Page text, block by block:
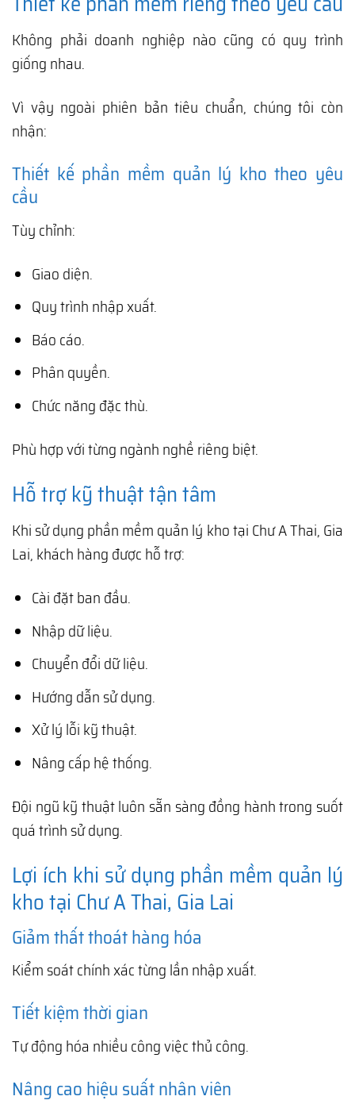
Không phải doanh nghiệp nào cũng có quy trình
giống nhau.
Vì vậy ngoài phiên bản tiêu chuẩn, chúng tôi còn
nhận:
Thiết kế phần mềm quản lý kho theo yêu
cầu
Tùy chỉnh:
Giao diện.
Quy trình nhập xuất.
Báo cáo.
Phân quyền.
Chức năng đặc thù.
Phù hợp với từng ngành nghề riêng biệt.
Hỗ trợ kỹ thuật tận tâm
Khi sử dụng phần mềm quản lý kho tại Chư A Thai, Gia
Lai, khách hàng được hỗ trợ:
Cài đặt ban đầu.
Nhập dữ liệu.
Chuyển đổi dữ liệu.
Hướng dẫn sử dụng.
Xử lý lỗi kỹ thuật.
Nâng cấp hệ thống.
Đội ngũ kỹ thuật luôn sẵn sàng đồng hành trong suốt
quá trình sử dụng.
Lợi ích khi sử dụng phần mềm quản lý
kho tại Chư A Thai, Gia Lai
Giảm thất thoát hàng hóa
Kiểm soát chính xác từng lần nhập xuất.
Tiết kiệm thời gian
Tự động hóa nhiều công việc thủ công.
Nâng cao hiệu suất nhân viên